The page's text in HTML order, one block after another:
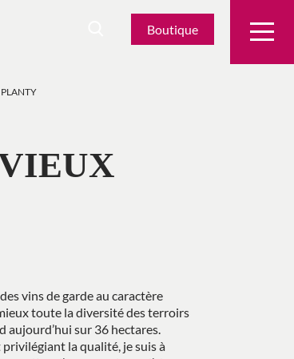
Boutique
vins de garde au caractère
toute la diversité des terroirs
aujourd’hui sur 36 hectares.
la qualité, je suis à